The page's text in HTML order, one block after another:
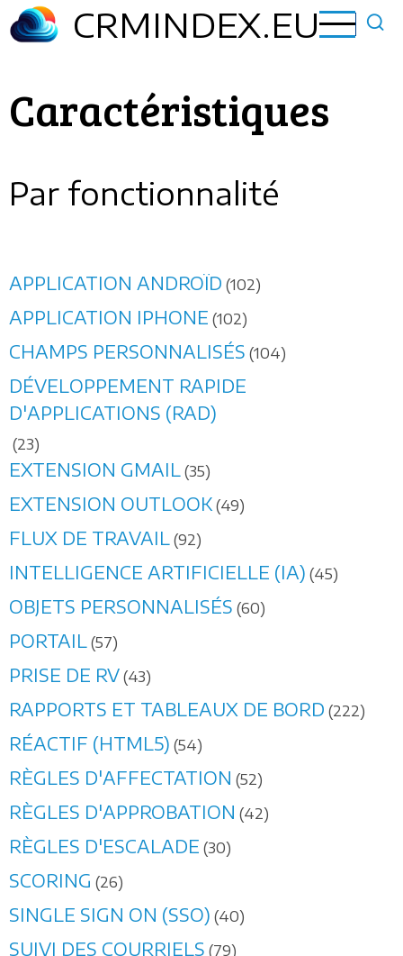
Aller
au
CRMINDEX.EU
Caractéristiques
Par fonctionnalité
APPLICATION ANDROÏD (102)
APPLICATION IPHONE (102)
CHAMPS PERSONNALISÉS (104)
DÉVELOPPEMENT RAPIDE
D'APPLICATIONS (RAD)
(23)
EXTENSION GMAIL (35)
EXTENSION OUTLOOK (49)
FLUX DE TRAVAIL (92)
INTELLIGENCE ARTIFICIELLE (IA) (45)
OBJETS PERSONNALISÉS (60)
PORTAIL (57)
PRISE DE RV (43)
RAPPORTS ET TABLEAUX DE BORD (222)
RÉACTIF (HTML5) (54)
RÈGLES D'AFFECTATION (52)
RÈGLES D'APPROBATION (42)
RÈGLES D'ESCALADE (30)
SCORING (26)
SINGLE SIGN ON (SSO) (40)
SUIVI DES COURRIELS (79)